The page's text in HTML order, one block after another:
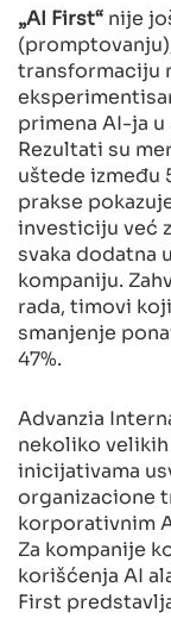
„AI First“ nije
transformaciju
primena AI-ja
Rezultati su
uštede između
prakse
investiciju već
svaka dodatna
kompaniju.
rada, timovi
smanjenje
47%.
Advanzia
nekoliko
inicijativama
organizacione
korporativnim
Za kompanije
korišćenja AI
First